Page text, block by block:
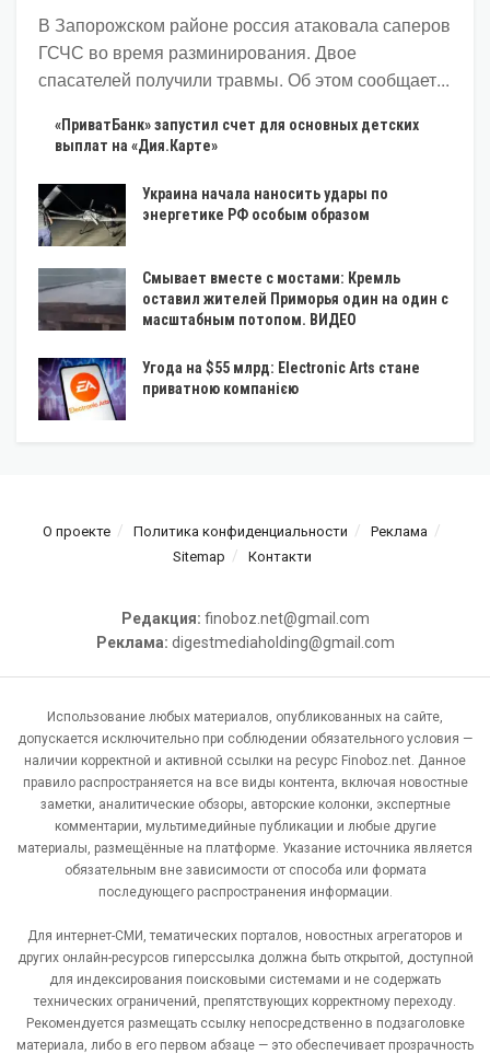
В Запорожском районе россия атаковала саперов
ГСЧС во время разминирования. Двое
спасателей получили травмы. Об этом сообщает...
«ПриватБанк» запустил счет для основных детских
выплат на «Дия.Карте»
Украина начала наносить удары по
энергетике РФ особым образом
Смывает вместе с мостами: Кремль
оставил жителей Приморья один на один с
масштабным потопом. ВИДЕО
Угода на $55 млрд: Electronic Arts стане
приватною компанією
О проекте Политика конфиденциальности
Реклама
Sitemap
Контакти
Редакция: finoboz.net@gmail.com
Реклама: digestmediaholding@gmail.com
Использование любых материалов, опубликованных на сайте,
допускается исключительно при соблюдении обязательного условия —
наличии корректной и активной ссылки на ресурс Finoboz.net. Данное
правило распространяется на все виды контента, включая новостные
заметки, аналитические обзоры, авторские колонки, экспертные
комментарии, мультимедийные публикации и любые другие
материалы, размещённые на платформе. Указание источника является
обязательным вне зависимости от способа или формата
последующего распространения информации.
Для интернет-СМИ, тематических порталов, новостных агрегаторов и
других онлайн-ресурсов гиперссылка должна быть открытой, доступной
для индексирования поисковыми системами и не содержать
технических ограничений, препятствующих корректному переходу.
Рекомендуется размещать ссылку непосредственно в подзаголовке
материала, либо в его первом абзаце — это обеспечивает прозрачность